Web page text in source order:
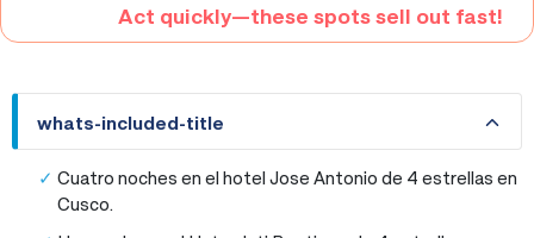
Act quickly—these spots sell out fast!
whats-included-title
whats-included-title
Cuatro noches en el hotel Jose Antonio de 4 estrellas en
Cusco.